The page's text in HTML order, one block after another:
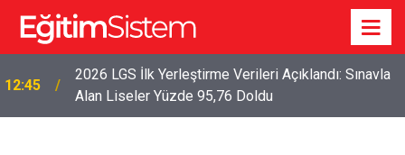
12:45
2026 LGS İlk Yerleştirme Verileri Açıklandı: Sınavla
Alan Liseler Yüzde 95,76 Doldu